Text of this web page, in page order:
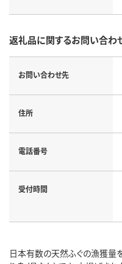
返礼品に関するお問い合わ
お問い合わせ先
住所
電話番号
受付時間
日本有数の天然ふぐの漁獲量